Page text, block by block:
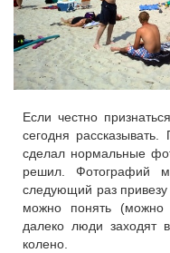
Если честно
сегодня
сделал нормальные
решил. Фотографий
следующий раз
можно понять (можно
далеко люди заходят
колено.